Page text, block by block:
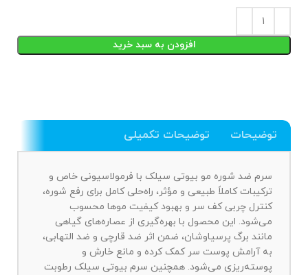
افزودن به سبد خرید
توضیحات توضیحات تکمیلی
سرم ضد شوره مو بیوتی سیلک با فرمولاسیونی خاص و
ترکیبات کاملاً طبیعی و مؤثر، راه‌حلی کامل برای رفع شوره،
کنترل چربی کف سر و بهبود کیفیت موها محسوب
می‌شود. این محصول با بهره‌گیری از عصاره‌های گیاهی
مانند برگ پرسیاوشان، ضمن اثر ضد قارچی و ضد التهابی،
به آرامش پوست سر کمک کرده و مانع خارش و
پوسته‌ریزی می‌شود. همچنین سرم بیوتی سیلک رطوبت